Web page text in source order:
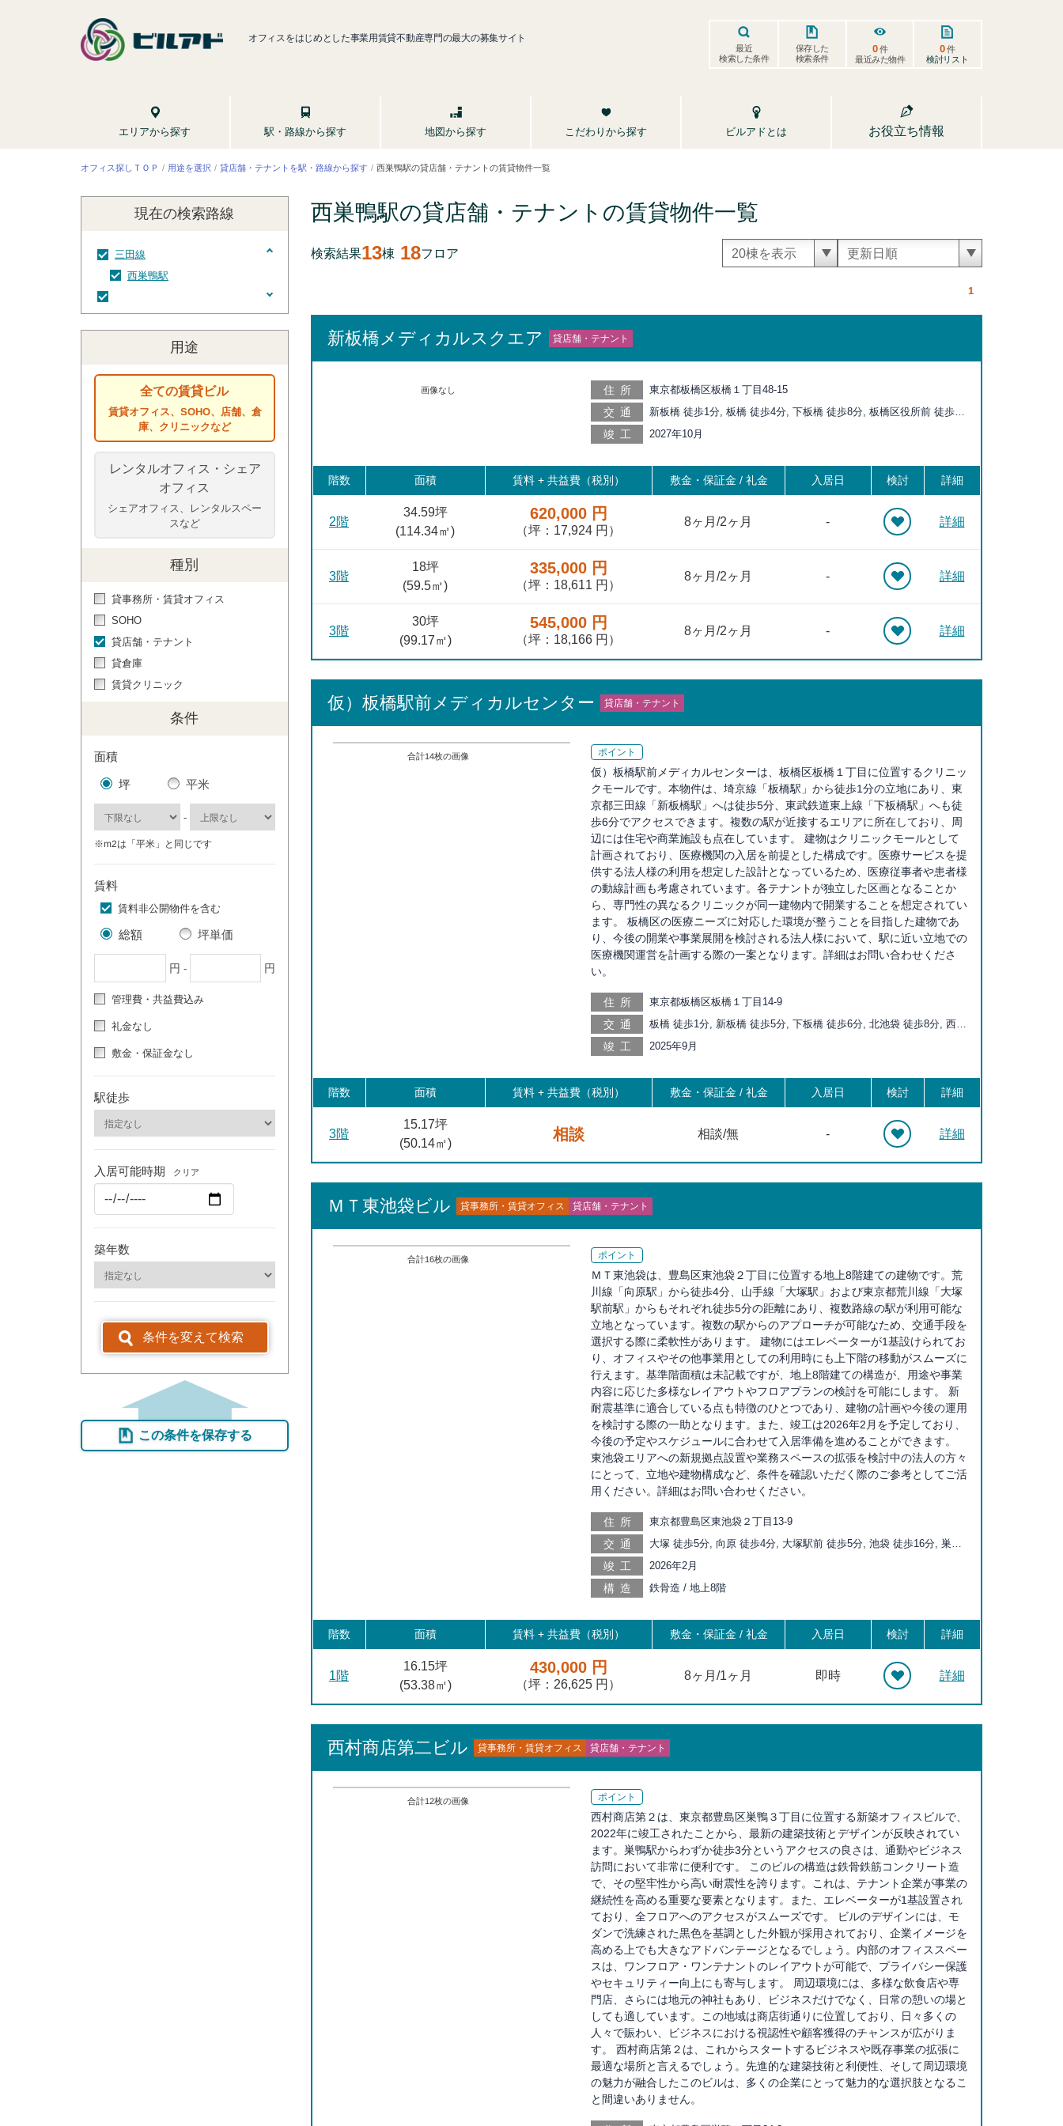
オフィスをはじめとした事業用賃貸不動産専門の最大の募集サイト
最近
検索した条件
保存した
検索条件
0件
最近みた物件
0件
検討リスト
エリアから探す 駅・路線から探す 地図から探す こだわりから探す ビルアドとは お役立ち情報
オフィス探しＴＯＰ 用途を選択 貸店舗・テナントを駅・路線から探す 西巣鴨駅の貸店舗・テナントの賃貸物件一覧
現在の検索路線
三田線
西巣鴨駅
西巣鴨駅
用途
全ての賃貸ビル
賃貸オフィス、SOHO、店舗、倉
庫、クリニックなど
レンタルオフィス・シェア
オフィス
シェアオフィス、レンタルスペー
スなど
種別
貸事務所・賃貸オフィス
SOHO
貸店舗・テナント
貸倉庫
賃貸クリニック
条件
面積
坪 平米
-
※m2は「平米」と同じです
賃料
賃料非公開物件を含む
総額 坪単価
円 - 円
管理費・共益費込み
礼金なし
敷金・保証金なし
駅徒歩
入居可能時期 クリア
築年数
条件を変えて検索
この条件を保存する
西巣鴨駅の貸店舗・テナントの賃貸物件一覧
検索結果13棟 18フロア
1
新板橋メディカルスクエア 貸店舗・テナント
画像なし 住所 東京都板橋区板橋１丁目48-15
交通
新板橋 徒歩1分, 板橋 徒歩4分, 下板橋 徒歩8分, 板橋区役所前 徒歩11
分, 北池袋 徒歩11分, 西巣鴨 徒歩12分, 十条 徒歩16分, 新庚申塚 徒歩
16分, 西ヶ原四丁目 徒歩16分, 庚申塚 徒歩18分, 滝野川一丁目 徒歩
竣工 2027年10月
階数 面積 賃料 + 共益費（税別） 敷金・保証金 / 礼金 入居日 検討 詳細
2階
34.59坪
(114.34㎡)
620,000 円
（坪：17,924 円）
8ヶ月/2ヶ月 - 詳細
3階
18坪
(59.5㎡)
335,000 円
（坪：18,611 円）
8ヶ月/2ヶ月 - 詳細
3階
30坪
(99.17㎡)
545,000 円
（坪：18,166 円）
8ヶ月/2ヶ月 - 詳細
仮）板橋駅前メディカルセンター 貸店舗・テナント
合計14枚の画像 ポイント
仮）板橋駅前メディカルセンターは、板橋区板橋１丁目に位置するクリニッ
クモールです。本物件は、埼京線「板橋駅」から徒歩1分の立地にあり、東
京都三田線「新板橋駅」へは徒歩5分、東武鉄道東上線「下板橋駅」へも徒
歩6分でアクセスできます。複数の駅が近接するエリアに所在しており、周
辺には住宅や商業施設も点在しています。 建物はクリニックモールとして
計画されており、医療機関の入居を前提とした構成です。医療サービスを提
供する法人様の利用を想定した設計となっているため、医療従事者や患者様
の動線計画も考慮されています。各テナントが独立した区画となることか
ら、専門性の異なるクリニックが同一建物内で開業することを想定されてい
ます。 板橋区の医療ニーズに対応した環境が整うことを目指した建物であ
り、今後の開業や事業展開を検討される法人様において、駅に近い立地での
医療機関運営を計画する際の一案となります。詳細はお問い合わせくださ
い。
住所 東京都板橋区板橋１丁目14-9
交通
板橋 徒歩1分, 新板橋 徒歩5分, 下板橋 徒歩6分, 北池袋 徒歩8分, 西巣
鴨 徒歩11分, 板橋区役所前 徒歩12分, 新庚申塚 徒歩15分, 庚申塚 徒
歩16分, 西ヶ原四丁目 徒歩16分, 巣鴨新田 徒歩18分, 大山 徒歩19分,
竣工 2025年9月
階数 面積 賃料 + 共益費（税別） 敷金・保証金 / 礼金 入居日 検討 詳細
3階
15.17坪
(50.14㎡)
相談 相談/無 - 詳細
ＭＴ東池袋ビル 貸事務所・賃貸オフィス 貸店舗・テナント
合計16枚の画像 ポイント
ＭＴ東池袋は、豊島区東池袋２丁目に位置する地上8階建ての建物です。荒
川線「向原駅」から徒歩4分、山手線「大塚駅」および東京都荒川線「大塚
駅前駅」からもそれぞれ徒歩5分の距離にあり、複数路線の駅が利用可能な
立地となっています。複数の駅からのアプローチが可能なため、交通手段を
選択する際に柔軟性があります。 建物にはエレベーターが1基設けられてお
り、オフィスやその他事業用としての利用時にも上下階の移動がスムーズに
行えます。基準階面積は未記載ですが、地上8階建ての構造が、用途や事業
内容に応じた多様なレイアウトやフロアプランの検討を可能にします。 新
耐震基準に適合している点も特徴のひとつであり、建物の計画や今後の運用
を検討する際の一助となります。また、竣工は2026年2月を予定しており、
今後の予定やスケジュールに合わせて入居準備を進めることができます。
東池袋エリアへの新規拠点設置や業務スペースの拡張を検討中の法人の方々
にとって、立地や建物構成など、条件を確認いただく際のご参考としてご活
用ください。詳細はお問い合わせください。
住所 東京都豊島区東池袋２丁目13-9
交通
大塚 徒歩5分, 向原 徒歩4分, 大塚駅前 徒歩5分, 池袋 徒歩16分, 巣鴨
新田 徒歩6分, 新大塚 徒歩8分, 東池袋四丁目 徒歩10分, 東池袋 徒歩
11分, 庚申塚 徒歩12分, 都電雑司ヶ谷 徒歩14分, 巣鴨 徒歩15分, 新庚
申塚 徒歩15分, 北池袋 徒歩16分, 護国寺 徒歩17分, 西巣鴨 徒歩17分,
板橋 徒歩20分
竣工 2026年2月
構造 鉄骨造 / 地上8階
階数 面積 賃料 + 共益費（税別） 敷金・保証金 / 礼金 入居日 検討 詳細
1階
16.15坪
(53.38㎡)
430,000 円
（坪：26,625 円）
8ヶ月/1ヶ月 即時 詳細
西村商店第二ビル 貸事務所・賃貸オフィス 貸店舗・テナント
合計12枚の画像 ポイント
西村商店第２は、東京都豊島区巣鴨３丁目に位置する新築オフィスビルで、
2022年に竣工されたことから、最新の建築技術とデザインが反映されてい
ます。巣鴨駅からわずか徒歩3分というアクセスの良さは、通勤やビジネス
訪問において非常に便利です。 このビルの構造は鉄骨鉄筋コンクリート造
で、その堅牢性から高い耐震性を誇ります。これは、テナント企業が事業の
継続性を高める重要な要素となります。また、エレベーターが1基設置され
ており、全フロアへのアクセスがスムーズです。 ビルのデザインには、モ
ダンで洗練された黒色を基調とした外観が採用されており、企業イメージを
高める上でも大きなアドバンテージとなるでしょう。内部のオフィススペー
スは、ワンフロア・ワンテナントのレイアウトが可能で、プライバシー保護
やセキュリティー向上にも寄与します。 周辺環境には、多様な飲食店や専
門店、さらには地元の神社もあり、ビジネスだけでなく、日常の憩いの場と
しても適しています。この地域は商店街通りに位置しており、日々多くの
人々で賑わい、ビジネスにおける視認性や顧客獲得のチャンスが広がりま
す。 西村商店第２は、これからスタートするビジネスや既存事業の拡張に
最適な場所と言えるでしょう。先進的な建築技術と利便性、そして周辺環境
の魅力が融合したこのビルは、多くの企業にとって魅力的な選択肢となるこ
と間違いありません。